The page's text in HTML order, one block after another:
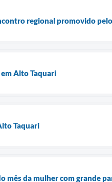
regional promovido
Alto Taquari
Taquari
mês da mulher com grande